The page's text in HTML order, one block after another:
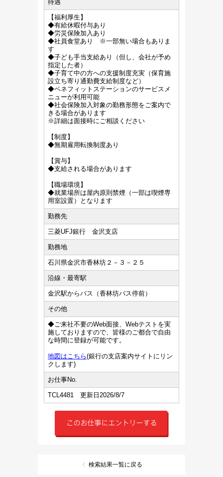
待遇
【福利厚生】
◆有給休暇付与あり
◆労災保険加入あり
◆社員食堂あり ※一部無い場合もありま
す
◆子ども手当支給あり（但し、会社が予め
指定した者）
◆子育て中の方への支援制度充実（保育施
設立ち寄り通勤費支給制度など）
◆ベネフィットステーションのサービスメ
ニューが利用可能
◆社会保険加入対象の勤務形態をご案内で
きる場合があります
※詳細は面接時にご相談ください
【制度】
◆無期雇用転換制度あり
【賞与】
◆支給される場合があります
【職場環境】
◆就業場所は屋内原則禁煙（一部は喫煙専
用室設置）となります
勤務先
三菱UFJ銀行 金沢支店
勤務地
石川県金沢市香林坊２－３－２５
沿線・最寄駅
金沢駅からバス（香林坊バス停前）
その他
◆ご来社不要のWeb面接、Webテストを実
施しておりますので、皆様のご都合で自由
な時間に登録が可能です。
地図はこちら(銀行の支店案内サイトにリン
クします)
お仕事No.
TCL4481 更新日2026/8/7
検索結果一覧に戻る